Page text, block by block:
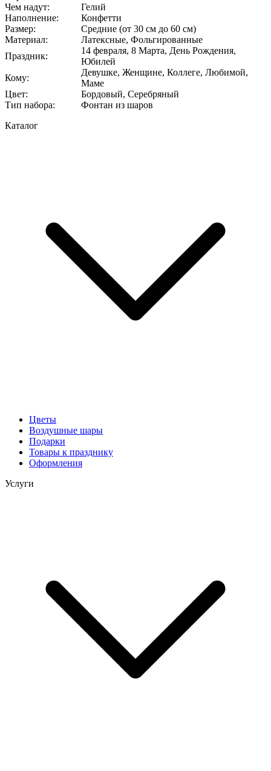
Чем надут:
Гелий
Наполнение:
Конфетти
Размер:
Средние (от 30 см до 60 см)
Материал:
Латексные, Фольгированные
Праздник:
14 февраля, 8 Марта, День Рождения,
Юбилей
Кому:
Девушке, Женщине, Коллеге, Любимой,
Маме
Цвет:
Бордовый, Серебряный
Тип набора:
Фонтан из шаров
Каталог
Цветы
Воздушные шары
Подарки
Товары к празднику
Оформления
Услуги